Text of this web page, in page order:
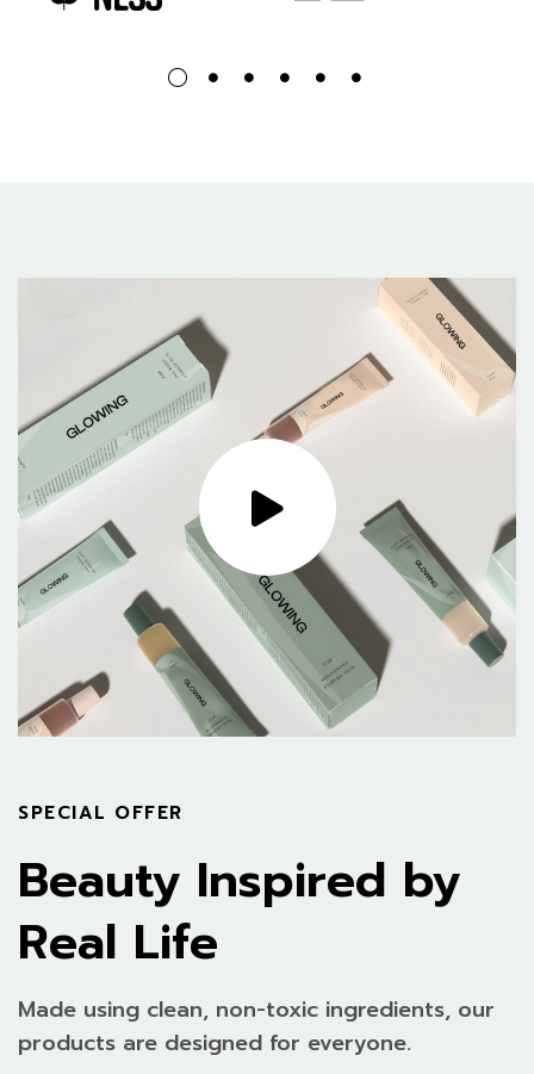
SPECIAL OFFER
Beauty Inspired by
Real Life
Made using clean, non-toxic ingredients, our
products are designed for everyone.